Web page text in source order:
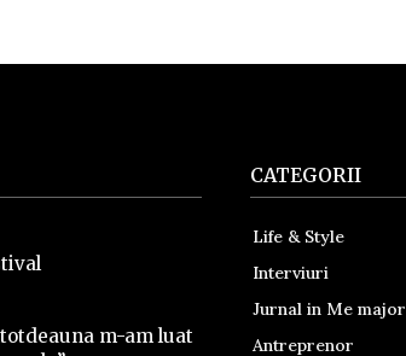
m-am luat
CATEGORII
Life & Style
Interviuri
Jurnal in Me major
Antreprenor